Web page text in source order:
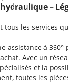
–
tous les services
assistance à
Avec un
et la
toutes les